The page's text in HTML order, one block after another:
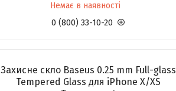
Немає в наявності
0 (800) 33-10-20
Захисне скло Baseus 0.25 mm Full-glass
Tempered Glass для iPhone X/XS